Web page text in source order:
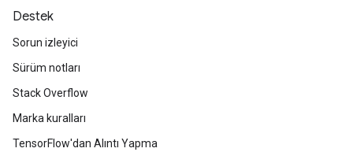
Destek
Sorun izleyici
Sürüm notları
Stack Overflow
Marka kuralları
TensorFlow'dan Alıntı Yapma